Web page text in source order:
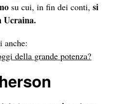
su cui, in fin dei conti,si
Ucraina.
anche:
della grande potenza?